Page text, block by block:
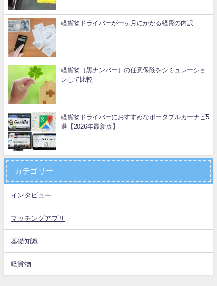
軽貨物ドライバーが一ヶ月にかかる経費の内訳
軽貨物（黒ナンバー）の任意保険をシミュレーショ
ンして比較
軽貨物ドライバーにおすすめなポータブルカーナビ5
選【2026年最新版】
カテゴリー
インタビュー
マッチングアプリ
基礎知識
軽貨物